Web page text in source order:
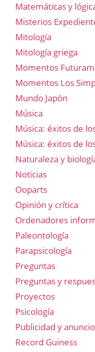
Matemáticas y
Misterios
Mitología
Mitología griega
Momentos
Momentos Los
Mundo Japón
Música
Música: éxitos de
Música: éxitos de
Naturaleza y
Noticias
Ooparts
Opinión y crítica
Ordenadores
Paleontología
Parapsicología
Preguntas
Preguntas y
Proyectos
Psicología
Publicidad y
Record Guiness